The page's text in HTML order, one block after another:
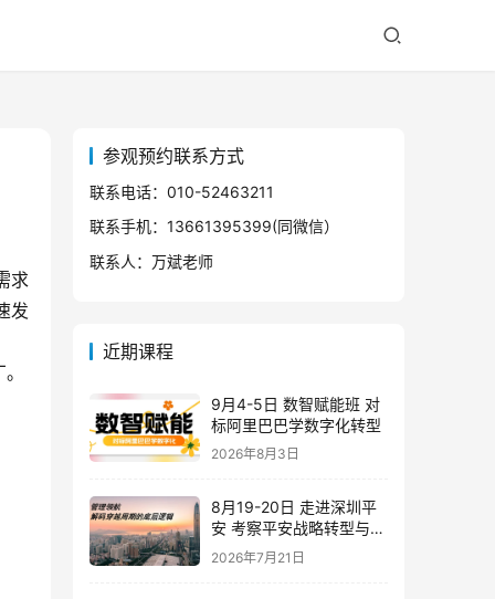
求
发
参观预约联系方式
联系电话：010-52463211
联系手机：13661395399(同微信）
联系人：万斌老师
近期课程
9月4-5日 数智赋能班 对
标阿里巴巴学数字化转型
2026年8月3日
8月19-20日 走进深圳平
安 考察平安战略转型与管
理实践
2026年7月21日